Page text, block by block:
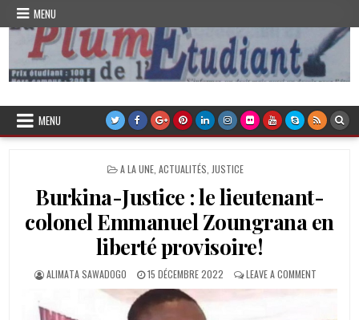
Skip
content
MENU
Plume de l'Etudiant
MENU
POSTED
A LA UNE ACTUALITÉS JUSTICE
Burkina-Justice : le lieutenant-
colonel Emmanuel Zoungrana en
liberté provisoire!
AUTHOR:
ALIMATA SAWADOGO
PUBLISHED
DATE:
15 DÉCEMBRE 2022 LEAVE A COMMENT
BURKINA-